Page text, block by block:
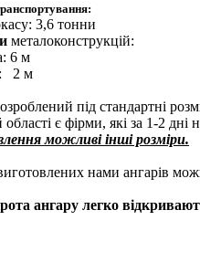
3,6 тонни
металоконструкцій:
6 м
2 м
під стандартні
є фірми, які за 1-2
можливі інші розміри.
нами ангарів
ангару легко